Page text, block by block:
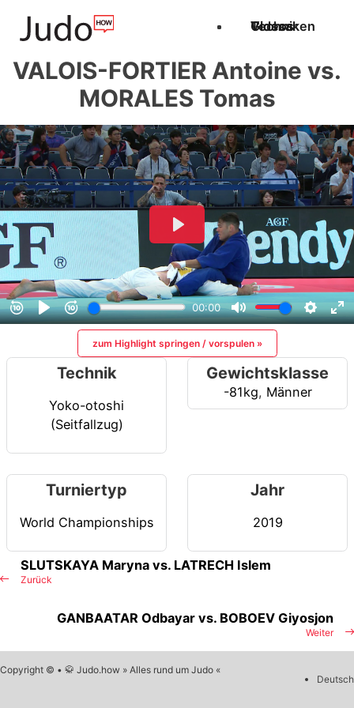
Techniken
Videos
Glossar
VALOIS-FORTIER Antoine vs.
MORALES Tomas
zum Highlight springen / vorspulen »
Technik
Yoko-otoshi
(Seitfallzug)
Gewichtsklasse
-81kg, Männer
Turniertyp
World Championships
Jahr
2019
Zurück
SLUTSKAYA Maryna vs. LATRECH Islem
Weiter
GANBAATAR Odbayar vs. BOBOEV Giyosjon
Copyright © • 🥋 Judo.how » Alles rund um Judo «
Deutsch